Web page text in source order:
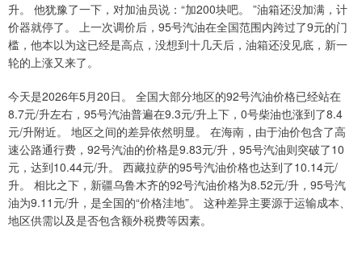
升。 他犹豫了一下，对加油员说：“加200块吧。 ”油箱还没加满，计
价器就停了。 上一次调价后，95号汽油在全国范围内跨过了9元的门
槛，他本以为这已经是高点，没想到十几天后，油箱还没见底，新一
轮的上涨又来了。
今天是2026年5月20日。 全国大部分地区的92号汽油价格已经站在
8.7元/升左右，95号汽油普遍在9.3元/升上下，0号柴油也涨到了8.4
元/升附近。 地区之间的差异依然明显。 在海南，由于油价包含了高
速公路通行费，92号汽油的价格是9.83元/升，95号汽油则突破了10
元，达到10.44元/升。 西藏拉萨的95号汽油价格也达到了10.14元/
升。 相比之下，新疆乌鲁木齐的92号汽油价格为8.52元/升，95号汽
油为9.11元/升，是全国的“价格洼地”。 这种差异主要源于运输成本、
地区供需以及是否包含额外税费等因素。